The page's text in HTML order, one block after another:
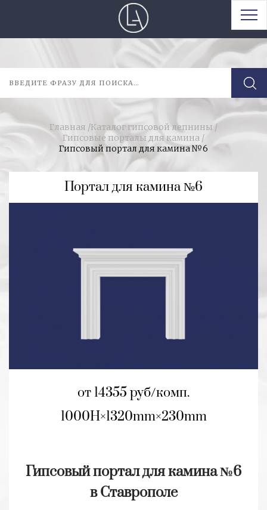
Главная /Каталог гипсовой лепнины /
Гипсовые порталы для камина /
Гипсовый портал для камина №6
Портал для камина №6
от 14355 руб/комп.
1000H 1320mm 230mm
Гипсовый портал для камина №6
в Ставрополе